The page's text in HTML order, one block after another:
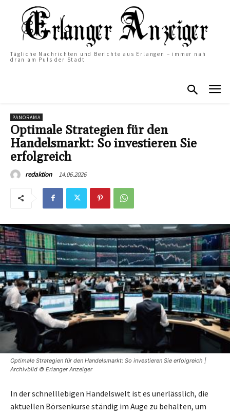
Tägliche Nachrichten und Berichte aus Erlangen – immer nah
dran am Puls der Stadt
PANORAMA
Optimale Strategien für den
Handelsmarkt: So investieren Sie
erfolgreich
redaktion 14.06.2026
Optimale Strategien für den Handelsmarkt: So investieren Sie erfolgreich |
Archivbild © Erlanger Anzeiger
In der schnelllebigen Handelswelt ist es unerlässlich, die
aktuellen Börsenkurse ständig im Auge zu behalten, um